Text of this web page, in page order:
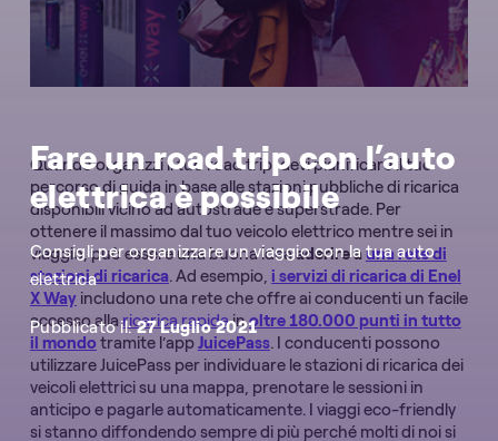
Fare un road trip con l’auto
elettrica è possibile
Consigli per organizzare un viaggio con la tua auto
elettrica
Pubblicato il: 27 Luglio 2021
Quando organizzi il tuo road trip, devi pianificare il tuo
percorso di guida in base alle stazioni pubbliche di ricarica
disponibili vicino ad autostrade e superstrade. Per
ottenere il massimo dal tuo veicolo elettrico mentre sei in
viaggio, può essere una buona ideaaderire a una rete di
stazioni di ricarica. Ad esempio, i servizi di ricarica di Enel
X Wayincludono una rete che offre ai conducenti un facile
accesso allaricarica rapidainoltre 180.000 punti in tutto
il mondotramite l’appJuicePass. I conducenti possono
utilizzare JuicePass per individuare le stazioni di ricarica dei
veicoli elettrici su una mappa, prenotare le sessioni in
anticipo e pagarle automaticamente. I viaggi eco-friendly
si stanno diffondendo sempre di più perché molti di noi si